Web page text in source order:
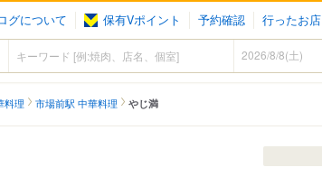
グについて 保有Vポイント 予約確認 行ったお店
料理 市場前駅 中華料理 やじ満